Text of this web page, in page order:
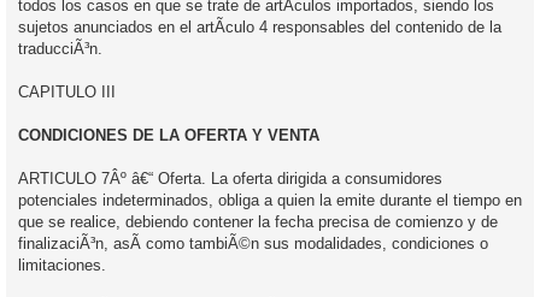
todos los casos en que se trate de artÃ­culos importados, siendo los
sujetos anunciados en el artÃ­culo 4 responsables del contenido de la
traducciÃ³n.
CAPITULO III
CONDICIONES DE LA OFERTA Y VENTA
ARTICULO 7Âº â€“ Oferta. La oferta dirigida a consumidores
potenciales indeterminados, obliga a quien la emite durante el tiempo en
que se realice, debiendo contener la fecha precisa de comienzo y de
finalizaciÃ³n, asÃ­ como tambiÃ©n sus modalidades, condiciones o
limitaciones.